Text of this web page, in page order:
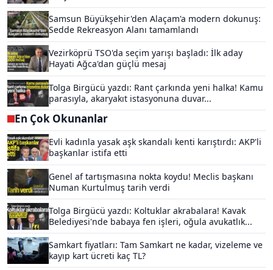
Samsun Büyükşehir'den Alaçam'a modern dokunuş:
Sedde Rekreasyon Alanı tamamlandı
Vezirköprü TSO'da seçim yarışı başladı: İlk aday
Hayati Ağca'dan güçlü mesaj
Tolga Birgücü yazdı: Rant çarkında yeni halka! Kamu
parasıyla, akaryakıt istasyonuna duvar...
En Çok Okunanlar
Evli kadınla yasak aşk skandalı kenti karıştırdı: AKP'li
başkanlar istifa etti
Genel af tartışmasına nokta koydu! Meclis başkanı
Numan Kurtulmuş tarih verdi
Tolga Birgücü yazdı: Koltuklar akrabalara! Kavak
Belediyesi'nde babaya fen işleri, oğula avukatlık...
Samkart fiyatları: Tam Samkart ne kadar, vizeleme ve
kayıp kart ücreti kaç TL?